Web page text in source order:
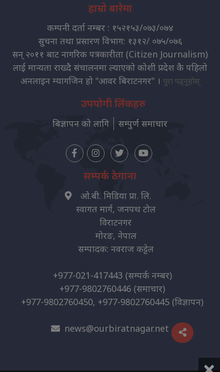
हाम्रो बारेमा
कम्पनी दर्ता नम्बर : १५२१५३/०७३/०७४
सुचना तथा प्रसारण विभाग: १३१२/ ०७५/०७६
सन् २०११ बाट नागरिक पत्रकारीता (Citizen Journalism)
लाई मान्यता राख्दै संचालनमा ल्याएको कोशी प्रदेश कै पहिलो
अनलाइन म्यागजिन हो "आवर बिराटनगर" । पुरा पढ्नुहोस्
उपयोगी लिंकहरु
बिज्ञापन को लागि सम्पुर्ण समाचार
सम्पर्क ठेगाना
ओ.बी. मिडिया प्रा. लि.
स्वागत मार्ग, जनपथ टोल
विराटनगर
मोरङ, नेपाल
सम्पादक: नवराज कट्टेल
+977-021-417443 (सम्पर्क नम्बर)
+977-9802760446 (समाचार)
+977-9802760450, +977-9802760445 (विज्ञापन)
news@ourbiratnagar.net